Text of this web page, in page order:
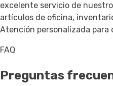
excelente servicio de
artículos de oficina,
Atención personalizada
FAQ
Preguntas